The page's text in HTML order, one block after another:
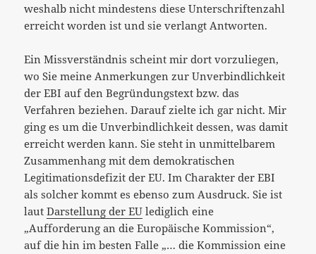
weshalb nicht mindestens diese Unterschriftenzahl
erreicht worden ist und sie verlangt Antworten.
Ein Missverständnis scheint mir dort vorzuliegen,
wo Sie meine Anmerkungen zur Unverbindlichkeit
der EBI auf den Begründungstext bzw. das
Verfahren beziehen. Darauf zielte ich gar nicht. Mir
ging es um die Unverbindlichkeit dessen, was damit
erreicht werden kann. Sie steht in unmittelbarem
Zusammenhang mit dem demokratischen
Legitimationsdefizit der EU. Im Charakter der EBI
als solcher kommt es ebenso zum Ausdruck. Sie ist
lautDarstellung der EU lediglich eine
„Aufforderung an die Europäische Kommission“,
auf die hin im besten Falle „… die Kommission eine